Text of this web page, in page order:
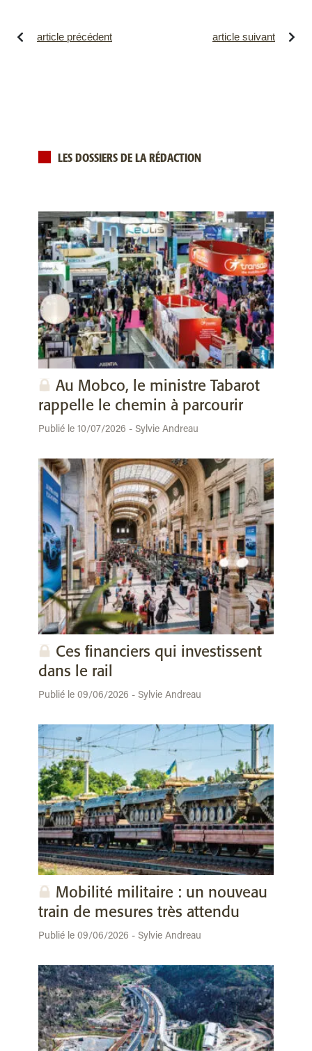
article précédent article suivant
LES DOSSIERS DE LA RÉDACTION
Au Mobco, le ministre Tabarot
rappelle le chemin à parcourir
Publié le 10/07/2026 - Sylvie Andreau
Ces financiers qui investissent
dans le rail
Publié le 09/06/2026 - Sylvie Andreau
Mobilité militaire : un nouveau
train de mesures très attendu
Publié le 09/06/2026 - Sylvie Andreau